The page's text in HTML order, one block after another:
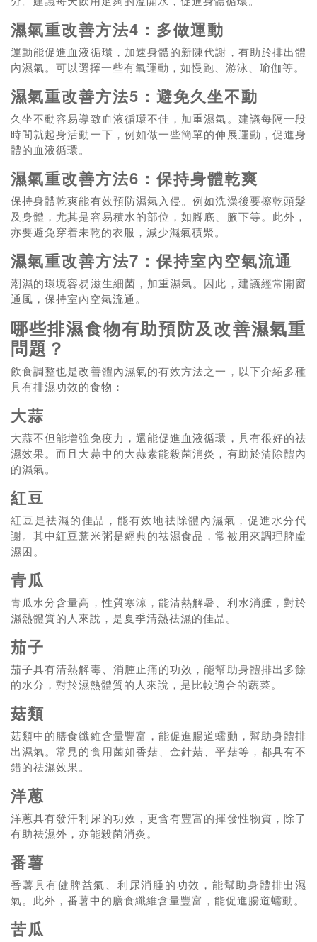
濕氣重改善方法4：多做運動
運動能促進血液循環，加速身體的新陳代謝，有助於排出體
內濕氣。可以選擇一些有氧運動，如慢跑、游泳、瑜伽等。
濕氣重改善方法5：避免久坐不動
久坐不動容易導致血液循環不佳，加重濕氣。建議每隔一段
時間就起身活動一下，例如做一些簡單的伸展運動，促進身
體的血液循環。
濕氣重改善方法6：保持身體乾爽
保持身體乾爽能有效預防濕氣入侵。例如洗澡後要擦乾頭髮
及身體，尤其是容易積水的部位，如腳底、腋下等。此外，
亦要避免穿着未乾的衣服，減少濕氣積聚。
濕氣重改善方法7：保持室內空氣流通
潮濕的環境容易滋生細菌，加重濕氣。因此，建議經常開窗
通風，保持室內空氣流通。
哪些排濕食物有助預防及改善濕氣重
問題？
飲食調整也是改善體內濕氣的有效方法之一，以下介紹多種
具有排濕功效的食物：
大蒜
大蒜不但能增強免疫力，還能促進血液循環，具有很好的祛
濕效果。而且大蒜中的大蒜素能殺菌消炎，有助於清除體內
的濕氣。
紅豆
紅豆是祛濕的佳品，能有效地祛除體內濕氣，促進水分代
謝。其中紅豆薏米粥是經典的祛濕食品，常被用來調理脾虛
濕困。
青瓜
青瓜水分含量高，性質寒涼，能清熱解暑、利水消腫，對於
濕熱體質的人來說，是夏季清熱祛濕的佳品。
茄子
茄子具有清熱解毒、消腫止痛的功效，能幫助身體排出多餘
的水分，對於濕熱體質的人來說，是比較適合的蔬菜。
菇類
菇類中的膳食纖維含量豐富，能促進腸道蠕動，幫助身體排
出濕氣。常見的食用菌如香菇、金針菇、平菇等，都具有不
錯的祛濕效果。
洋蔥
洋蔥具有發汗利尿的功效，更含有豐富的揮發性物質，除了
有助祛濕外，亦能殺菌消炎。
番薯
番薯具有健脾益氣、利尿消腫的功效，能幫助身體排出濕
氣。此外，番薯中的膳食纖維含量豐富，能促進腸道蠕動。
苦瓜